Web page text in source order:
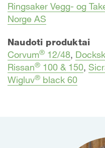
Ringsaker Vegg- og
Norge AS
Naudoti produktai
Corvum® 12/48,
Rissan® 100 & 150,
Wigluv® black 60